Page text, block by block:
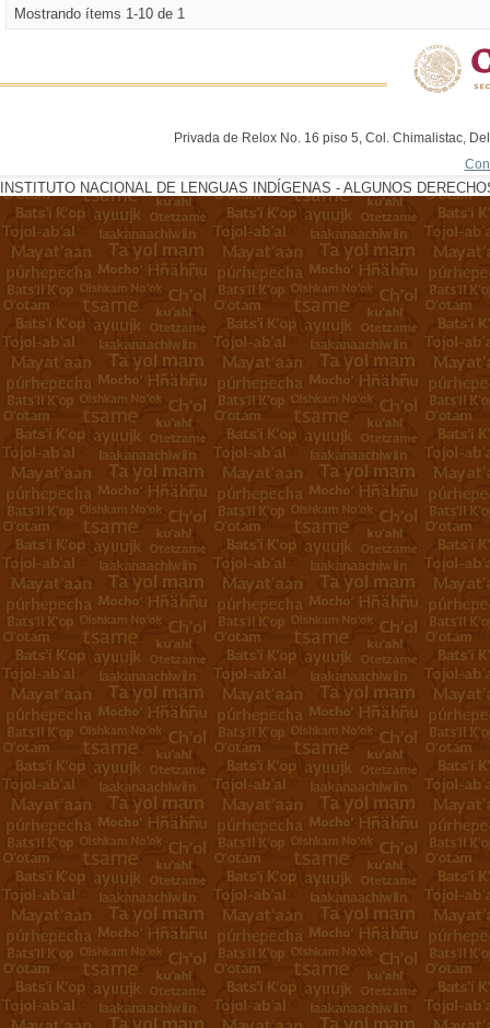
Mostrando ítems 1-10 de 1
Privada de Relox No. 16 piso 5, Col. Chimalistac,
INSTITUTO NACIONAL DE LENGUAS INDÍGENAS - ALGUNOS